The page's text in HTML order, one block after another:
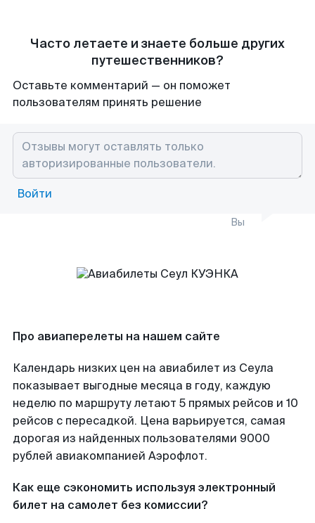
Часто летаете и знаете больше других
путешественников?
Оставьте комментарий — он поможет
пользователям принять решение
Войти
Вы
Про авиаперелеты на нашем сайте
Календарь низких цен на авиабилет из Сеула
показывает выгодные месяца в году, каждую
неделю по маршруту летают 5 прямых рейсов и 10
рейсов с пересадкой. Цена варьируется, самая
дорогая из найденных пользователями 9000
рублей авиакомпанией Аэрофлот.
Как еще сэкономить используя электронный
билет на самолет без комиссии?